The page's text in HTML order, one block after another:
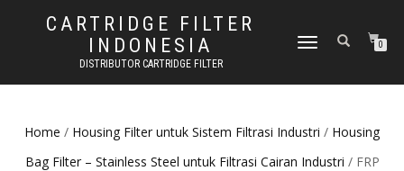
CARTRIDGE FILTER
INDONESIA
DISTRIBUTOR CARTRIDGE FILTER
TOGGLE NAVIGATION0
Home / Housing Filter untuk Sistem Filtrasi Industri / Housing
Bag Filter – Stainless Steel untuk Filtrasi Cairan Industri / FRP